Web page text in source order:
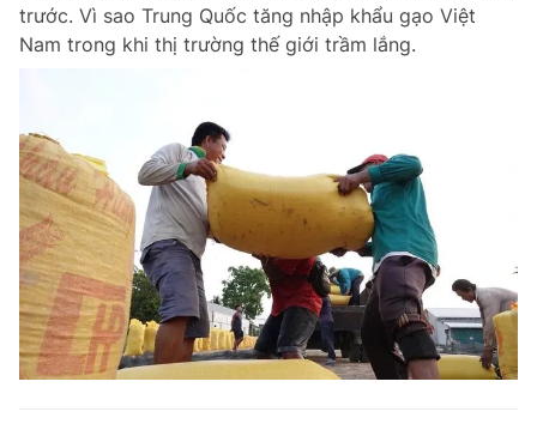
trước. Vì sao Trung Quốc tăng nhập khẩu gạo Việt
Nam trong khi thị trường thế giới trầm lắng.